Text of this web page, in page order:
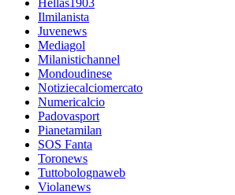
Hellas1903
Ilmilanista
Juvenews
Mediagol
Milanistichannel
Mondoudinese
Notiziecalciomercato
Numericalcio
Padovasport
Pianetamilan
SOS Fanta
Toronews
Tuttobolognaweb
Violanews